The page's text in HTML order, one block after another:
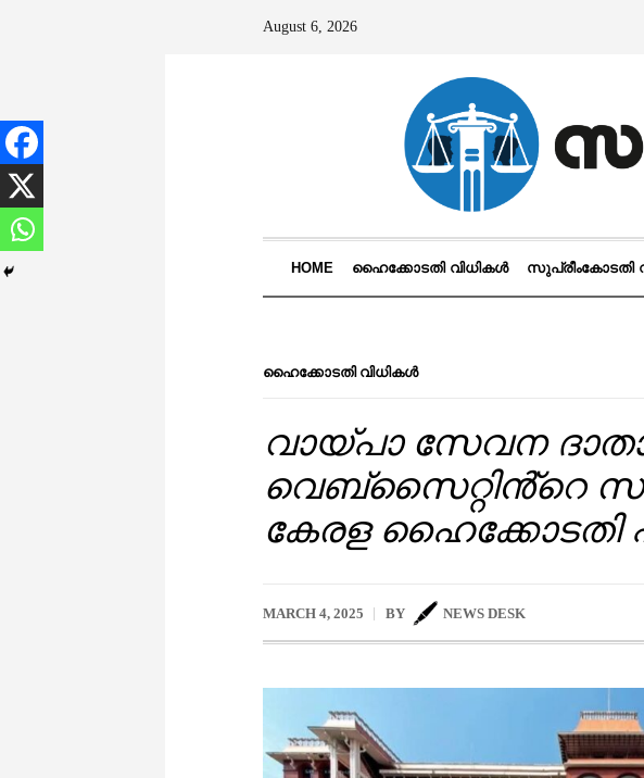
August 6, 2026
HOME ഹൈക്കോടതി വിധികൾ സുപ്രീംകോടതി
ഹൈക്കോടതി വിധികൾ
വായ്പാ സേവന
വെബ്‌സൈറ്റിൻ്റെ
കേരള ഹൈക്കോടതി
MARCH 4, 2025 BY NEWS DESK